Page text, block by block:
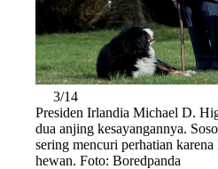
3/14
Presiden Irlandia Michael D.
dua anjing kesayangannya.
sering mencuri perhatian
hewan. Foto: Boredpanda